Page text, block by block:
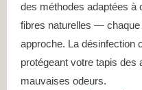
des méthodes adaptées à
fibres naturelles —
approche. La désinfection
protégeant votre tapis des
mauvaises odeurs.